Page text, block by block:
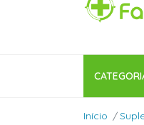
Início